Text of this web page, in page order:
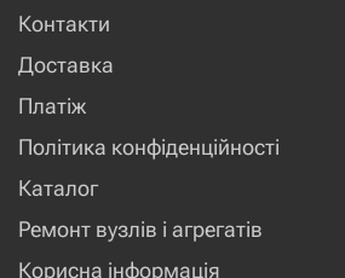
Контакти
Доставка
Платіж
Політика конфіденційності
Каталог
Ремонт вузлів і агрегатів
Корисна інформація